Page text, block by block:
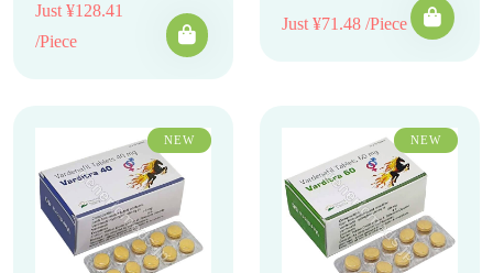
Just ¥128.41
/Piece
Just ¥71.48 /Piece
NEW NEW